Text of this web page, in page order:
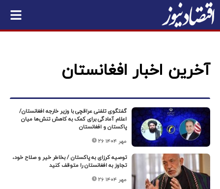
آخرین اخبار افغانستان
گفتگوی تلفنی عراقچی با وزیر خارجه افغانستان/
اعلام آمادگی برای کمک به کاهش تنش‌ها میان
پاکستان و افغانستان
۲۶ مهر ۱۴۰۴
توصیه کرزای به پاکستان / بخاطر خیر و صلاح خود،
تجاوز به افغانستان را متوقف کنید
۲۶ مهر ۱۴۰۴